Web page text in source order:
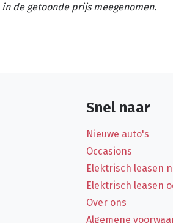
de getoonde prijs meegenomen.
Snel naar
Nieuwe auto's
Occasions
Elektrisch leasen
Elektrisch leasen
Over ons
Algemene